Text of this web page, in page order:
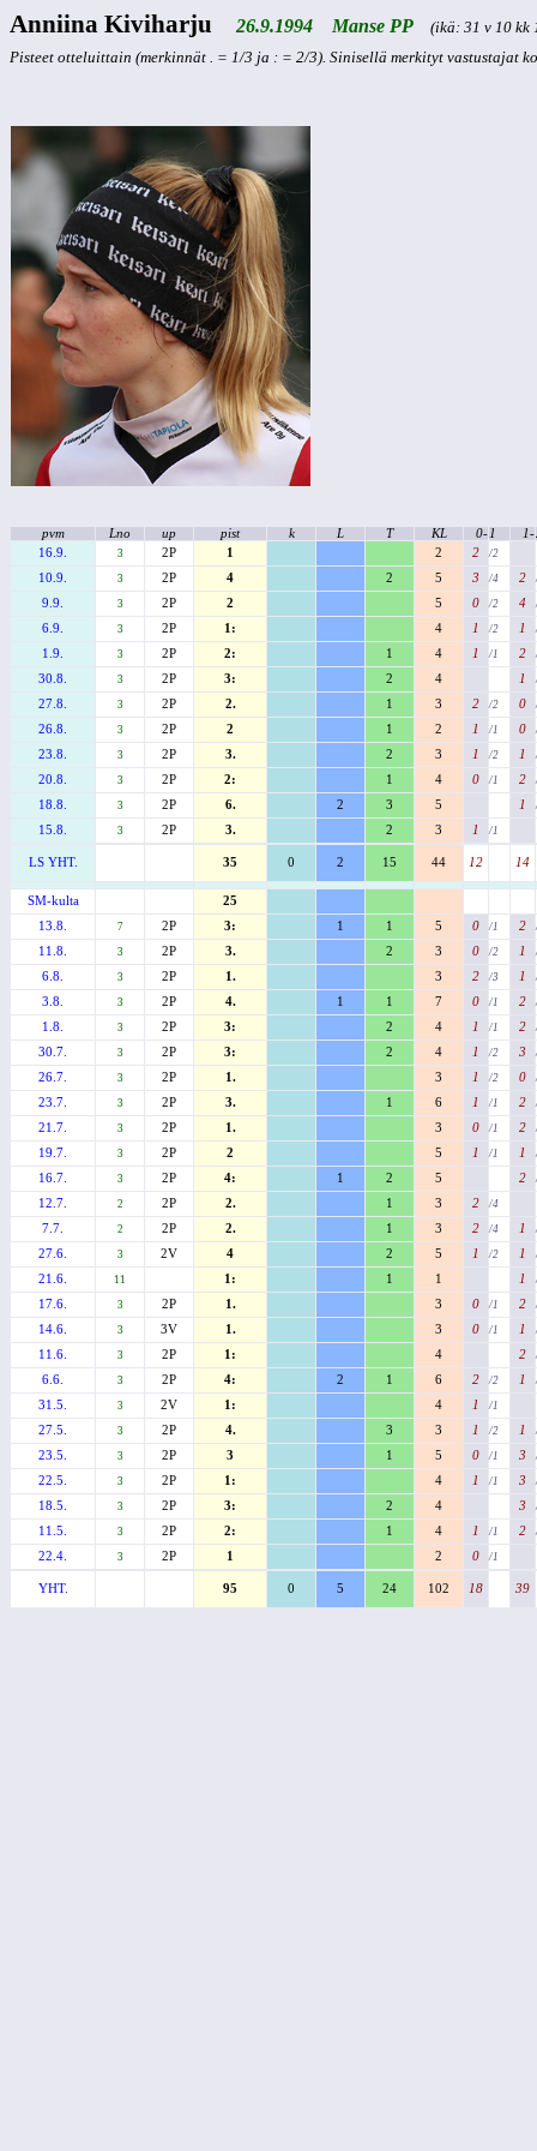
Anniina Kiviharju26.9.1994 Manse PP
(ikä: 31 v 10 kk
Pisteet otteluittain (merkinnät . = 1/3 ja : = 2/3). Sinisellä merkityt vastustajat
pvm Lno up pist k L T KL 0-1 1-
16.9.
3 2P 1 2 2 /2
10.9. 3 2P 4 2 5 3 /4 2
9.9. 3 2P 2 5 0 /2 4
6.9. 3 2P 1: 4 1 /2 1
1.9. 3 2P 2: 1 4 1 /1 2
30.8. 3 2P 3: 2 4 1
27.8. 3 2P 2. 1 3 2 /2 0
26.8. 3 2P 2 1 2 1 /1 0
23.8. 3 2P 3. 2 3 1 /2 1
20.8. 3 2P 2: 1 4 0 /1 2
18.8. 3 2P 6. 2 3 5 1
15.8. 3 2P 3. 2 3 1 /1
LS YHT. 35 0 2 15 44 12 14
SM-kulta
25
13.8.
7 2P 3: 1 1 5 0 /1 2
11.8. 3 2P 3. 2 3 0 /2 1
6.8. 3 2P 1. 3 2 /3 1
3.8. 3 2P 4. 1 1 7 0 /1 2
1.8. 3 2P 3: 2 4 1 /1 2
30.7. 3 2P 3: 2 4 1 /2 3
26.7. 3 2P 1. 3 1 /2 0
23.7. 3 2P 3. 1 6 1 /1 2
21.7. 3 2P 1. 3 0 /1 2
19.7. 3 2P 2 5 1 /1 1
16.7. 3 2P 4: 1 2 5 2
12.7. 2 2P 2. 1 3 2 /4
7.7. 2 2P 2. 1 3 2 /4 1
27.6. 3 2V 4 2 5 1 /2 1
21.6. 11 1: 1 1 1
17.6. 3 2P 1. 3 0 /1 2
14.6. 3 3V 1. 3 0 /1 1
11.6. 3 2P 1: 4 2
6.6. 3 2P 4: 2 1 6 2 /2 1
31.5. 3 2V 1: 4 1 /1
27.5. 3 2P 4. 3 3 1 /2 1
23.5. 3 2P 3 1 5 0 /1 3
22.5. 3 2P 1: 4 1 /1 3
18.5. 3 2P 3: 2 4 3
11.5. 3 2P 2: 1 4 1 /1 2
22.4. 3 2P 1 2 0 /1
YHT. 95 0 5 24 102 18 39